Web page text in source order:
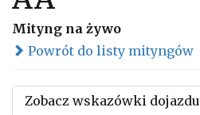
Mityng na żywo
Powrót do listy mityngów
Zobacz wskazówki dojazdu